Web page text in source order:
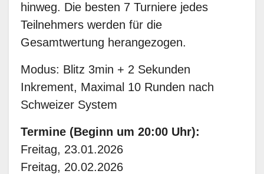
hinweg. Die besten 7 Turniere jedes
Teilnehmers werden für die
Gesamtwertung herangezogen.
Modus: Blitz 3min + 2 Sekunden
Inkrement, Maximal 10 Runden nach
Schweizer System
Termine (Beginn um 20:00 Uhr):
Freitag, 23.01.2026
Freitag, 20.02.2026